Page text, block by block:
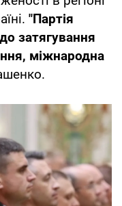
"Партія
затягування
міжнародна